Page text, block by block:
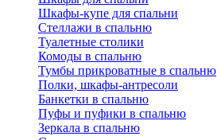
Шкафы-купе для спальни
Стеллажи в спальню
Туалетные столики
Комоды в спальню
Тумбы прикроватные в спальню
Полки, шкафы-антресоли
Банкетки в спальню
Пуфы и пуфики в спальню
Зеркала в спальню